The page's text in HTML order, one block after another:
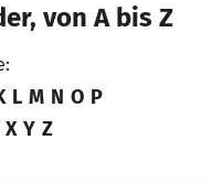
von A bis Z
L M N O P
X Y Z